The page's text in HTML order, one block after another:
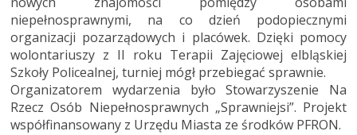
niepełnosprawnymi, na co dzień podopiecznymi
organizacji pozarządowych i placówek. Dzięki pomocy
wolontariuszy z II roku Terapii Zajęciowej elbląskiej
Szkoły Policealnej, turniej mógł przebiegać sprawnie.
Organizatorem wydarzenia było Stowarzyszenie Na
Rzecz Osób Niepełnosprawnych „Sprawniejsi”. Projekt
współfinansowany z Urzędu Miasta ze środków PFRON.